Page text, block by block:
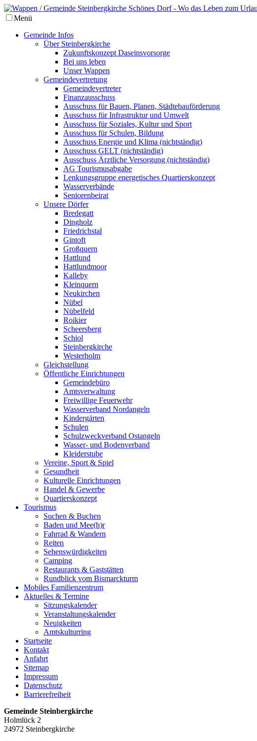
Menü
Gemeinde Infos
Über Steinbergkirche
Zukunftskonzept Daseinsvorsorge
Bei uns leben
Unser Wappen
Gemeindevertretung
Gemeindevertreter
Finanzausschuss
Ausschuss für Bauen, Planen, Städtebauförderung
Ausschuss für Infrastruktur und Umwelt
Ausschuss für Soziales, Kultur und Sport
Ausschuss für Schulen, Bildung
Ausschuss Energie und Klima (nichtständig)
Ausschuss GELT (nichtständig)
Ausschuss Ärztliche Versorgung (nichtständig)
AG Tourismusabgabe
Lenkungsgruppe energetisches Quartierskonzept
Wasserverbände
Seniorenbeirat
Unsere Dörfer
Bredegatt
Dingholz
Friedrichstal
Gintoft
Großquern
Hattlund
Hattlundmoor
Kalleby
Kleinquern
Neukirchen
Nübel
Nübelfeld
Roikier
Scheersberg
Schiol
Steinbergkirche
Westerholm
Gleichstellung
Öffentliche Einrichtungen
Gemeindebüro
Amtsverwaltung
Freiwillige Feuerwehr
Wasserverband Nordangeln
Kindergärten
Schulen
Schulzweckverband Ostangeln
Wasser- und Bodenverband
Kleiderstube
Vereine, Sport & Spiel
Gesundheit
Kulturelle Einrichtungen
Handel & Gewerbe
Quartierskonzept
Tourismus
Suchen & Buchen
Baden und Mee(h)r
Fahrrad & Wandern
Reiten
Sehenswürdigkeiten
Camping
Restaurants & Gaststätten
Rundblick vom Bismarckturm
Mobiles Familienzentrum
Aktuelles & Termine
Sitzungskalender
Veranstaltungskalender
Neuigkeiten
Amtskulturring
Startseite
Kontakt
Anfahrt
Sitemap
Impressum
Datenschutz
Barrierefreiheit
Gemeinde Steinbergkirche
Holmlück 2
24972 Steinbergkirche